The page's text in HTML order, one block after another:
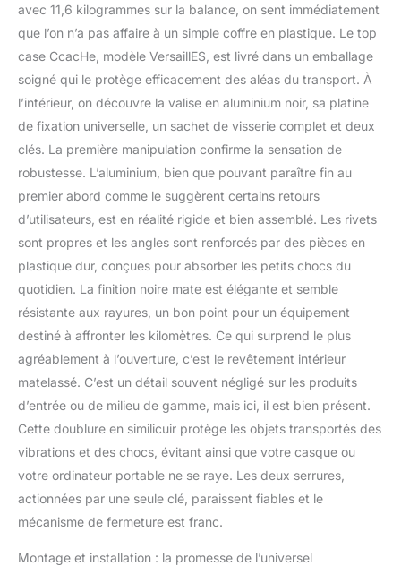
design exquis, une
résistance aux chocs.
Box pour Moto a une
capacité de 65/80/100
litres, ce qui permet de
ranger les casques, les
nourriture et d'autres
équipements de
conduite. C'est essentiel
pour vos déplacements.
Le Top Case moto est un
bagage équipé de
serrures de sécurité pour
éviter les vols, nous
proposons des dossiers
moto pour vous soutenir
sur les longs trajets.
Valise pour Moto pour
moto peut être utilisé
avec la plupart des
motos. 【Voyage en
toute sécurité】 : Les
autocollants
d'avertissement de
topcase avec la
technologie
rendent sûr et fiable la
avec 11,6 kilogrammes sur la balance, on sent immédiatement
que l’on n’a pas affaire à un simple coffre en plastique. Le top
case CcacHe, modèle VersaillES, est livré dans un emballage
soigné qui le protège efficacement des aléas du transport. À
l’intérieur, on découvre la valise en aluminium noir, sa platine
de fixation universelle, un sachet de visserie complet et deux
clés. La première manipulation confirme la sensation de
robustesse. L’aluminium, bien que pouvant paraître fin au
premier abord comme le suggèrent certains retours
d’utilisateurs, est en réalité rigide et bien assemblé. Les rivets
sont propres et les angles sont renforcés par des pièces en
plastique dur, conçues pour absorber les petits chocs du
quotidien. La finition noire mate est élégante et semble
résistante aux rayures, un bon point pour un équipement
destiné à affronter les kilomètres. Ce qui surprend le plus
agréablement à l’ouverture, c’est le revêtement intérieur
matelassé. C’est un détail souvent négligé sur les produits
d’entrée ou de milieu de gamme, mais ici, il est bien présent.
Cette doublure en similicuir protège les objets transportés des
vibrations et des chocs, évitant ainsi que votre casque ou
votre ordinateur portable ne se raye. Les deux serrures,
actionnées par une seule clé, paraissent fiables et le
mécanisme de fermeture est franc.
Montage et installation : la promesse de l’universel